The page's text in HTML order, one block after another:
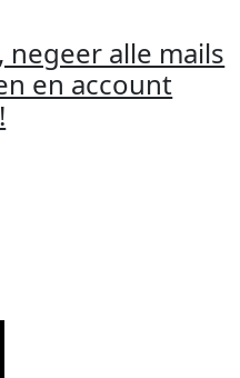
alle mails
en account